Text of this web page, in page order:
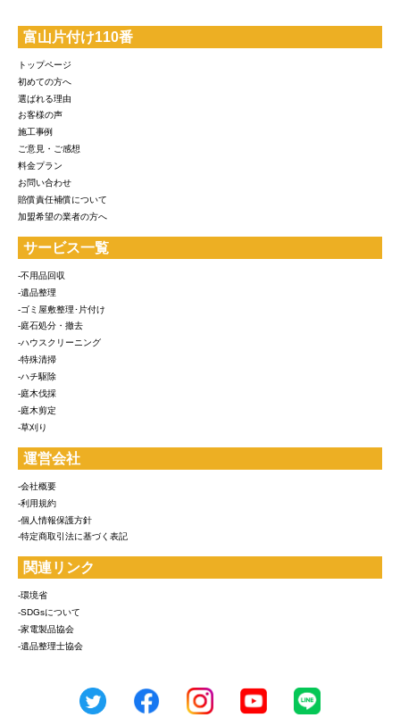
富山片付け110番
トップページ
初めての方へ
選ばれる理由
お客様の声
施工事例
ご意見・ご感想
料金プラン
お問い合わせ
賠償責任補償について
加盟希望の業者の方へ
サービス一覧
-不用品回収
-遺品整理
-ゴミ屋敷整理･片付け
-庭石処分・撤去
-ハウスクリーニング
-特殊清掃
-ハチ駆除
-庭木伐採
-庭木剪定
-草刈り
運営会社
-会社概要
-利用規約
-個人情報保護方針
-特定商取引法に基づく表記
関連リンク
-環境省
-SDGsについて
-家電製品協会
-遺品整理士協会